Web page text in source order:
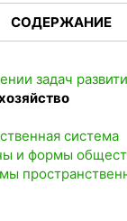
СОДЕРЖАНИЕ
задач
система
и формы